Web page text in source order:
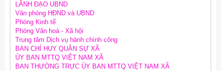
LÃNH ĐẠO UBND
Văn phòng HĐND và UBND
Phòng Kinh tế
Phòng Văn hoá - Xã hội
Trung tâm Dịch vụ hành chính công
BAN CHỈ HUY QUÂN SỰ XÃ
ỦY BAN MTTQ VIỆT NAM XÃ
BAN THƯỜNG TRỰC ỦY BAN MTTQ VIỆT NAM XÃ